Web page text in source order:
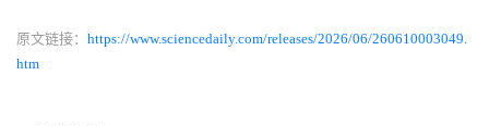
原文链接： https://www.sciencedaily.com/releases/2026/06/260610003049.
htm